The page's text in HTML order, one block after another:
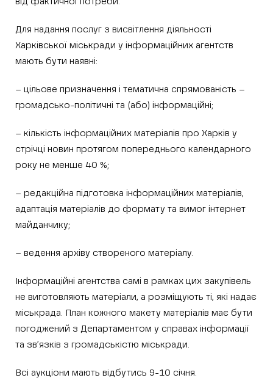
Для надання послуг з висвітлення діяльності
Харківської міськради у інформаційних агентств
мають бути наявні:
– цільове призначення і тематична спрямованість –
громадсько-політичні та (або) інформаційні;
– кількість інформаційних матеріалів про Харків у
стрічці новин протягом попереднього календарного
року не менше 40 %;
– редакційна підготовка інформаційних матеріалів,
адаптація матеріалів до формату та вимог інтернет
майданчику;
– ведення архіву створеного матеріалу.
Інформаційні агентства самі в рамках цих закупівель
не виготовляють матеріали, а розміщують ті, які надає
міськрада. План кожного макету матеріалів має бути
погоджений з Департаментом у справах інформації
та зв’язків з громадськістю міськради.
Всі аукціони мають відбутись 9-10 січня.